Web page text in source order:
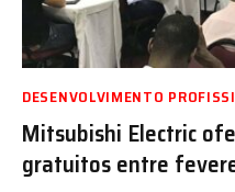
DESENVOLVIMENTO
Mitsubishi Electric
gratuitos entre